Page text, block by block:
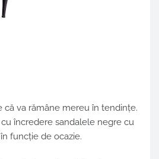
că va rămâne mereu în tendințe.
cu încredere sandalele negre cu
funcție de ocazie.